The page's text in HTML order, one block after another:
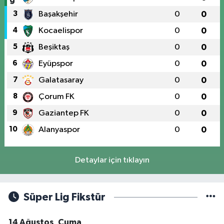
3 Başakşehir 0 0
4 Kocaelispor 0 0
5 Beşiktaş 0 0
6 Eyüpspor 0 0
7 Galatasaray 0 0
8 Çorum FK 0 0
9 Gaziantep FK 0 0
10 Alanyaspor 0 0
Detaylar için tıklayın
Süper Lig Fikstür
14 Ağustos, Cuma